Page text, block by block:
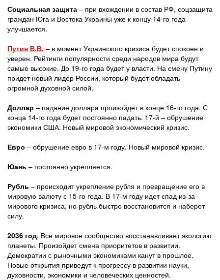
Социальная защита – при вхождении в состав РФ, соцзащита
граждан Юга и Востока Украины уже к концу 14-го года
улучшается.
Путин В.В. – в момент Украинского кризиса будет спокоен и
уверен. Рейтинги популярности среди народов мира будут
самые высокие. До 19-го года будет у власти. На смену Путину
придет новый лидер России, который будет обладать
огромной духовной силой.
Доллар – падание доллара произойдет в конце 16-го года. С
конца 14-го года будет постоянно падать. 17-й – обрушение
экономики США. Новый мировой экономический кризис.
Евро – обрушение евро в 17-м году. Новый мировой кризис.
Юань – постоянно укрепляется.
Рубль – происходит укрепление рубля и превращение его в
мировую валюту с 15-го года. В 17-м году идет спад из-за
мирового кризиса, но рубль быстро восстановится и наберет
силу.
2036 год. Все мировое сообщество восстанавливает экологию
планеты. Произойдет смена приоритетов в развитии.
Демократии с рыночными экономиками канут в прошлое.
Новые открытия приведут к прогрессу в развитии науки,
духовности, экономики и человеческих ценностей.